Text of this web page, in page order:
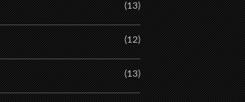
(13)
(12)
(13)